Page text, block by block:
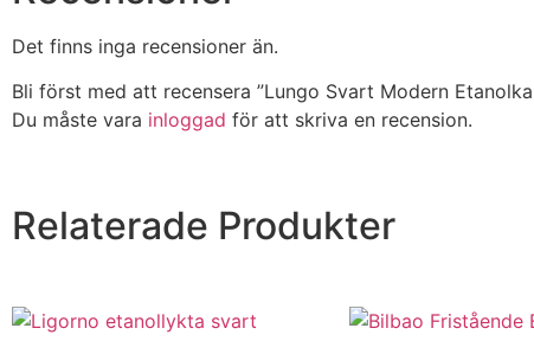
Det finns inga recensioner än.
Bli först med att recensera ”Lungo Svart Modern
Du måste vara inloggad för att skriva en recension.
Relaterade Produkter